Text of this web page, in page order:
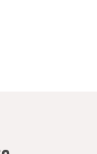
sur l'île
un café
région de
belles